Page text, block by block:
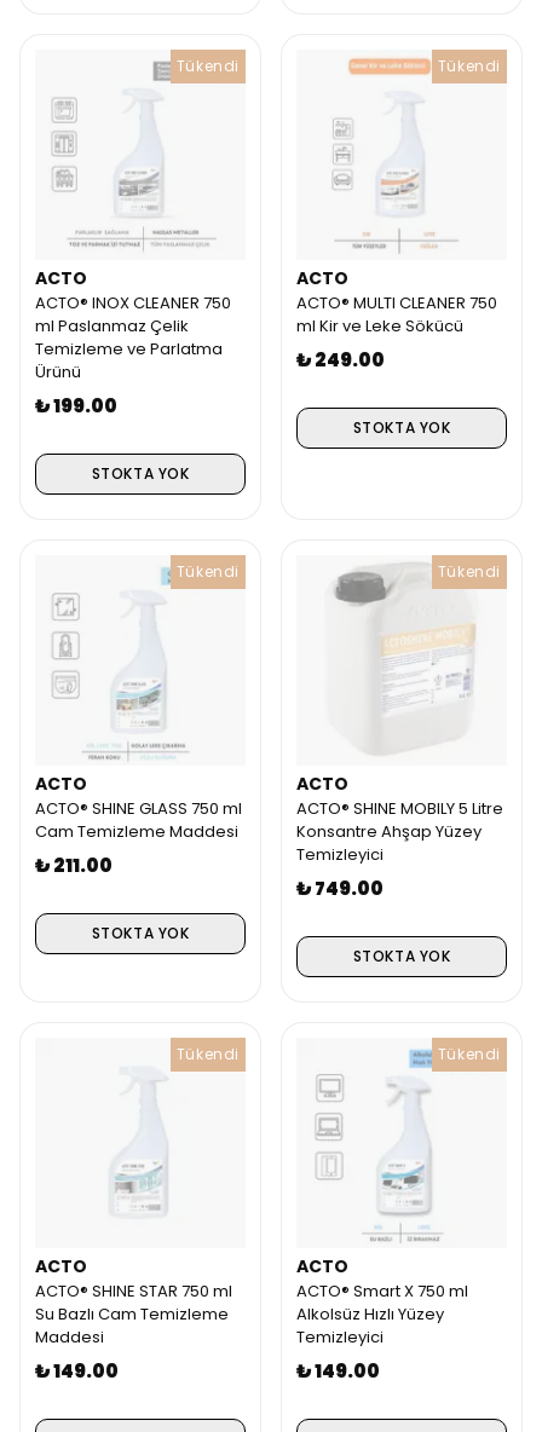
Tükendi
ACTO
ACTO® INOX CLEANER 750
ml Paslanmaz Çelik
Temizleme ve Parlatma
Ürünü
₺ 199.00
STOKTA YOK
Tükendi
ACTO
ACTO® MULTI CLEANER 750
ml Kir ve Leke Sökücü
₺ 249.00
STOKTA YOK
Tükendi
ACTO
ACTO® SHINE GLASS 750 ml
Cam Temizleme Maddesi
₺ 211.00
STOKTA YOK
Tükendi
ACTO
ACTO® SHINE MOBILY 5 Litre
Konsantre Ahşap Yüzey
Temizleyici
₺ 749.00
STOKTA YOK
Tükendi
ACTO
ACTO® SHINE STAR 750 ml
Su Bazlı Cam Temizleme
Maddesi
₺ 149.00
Tükendi
ACTO
ACTO® Smart X 750 ml
Alkolsüz Hızlı Yüzey
Temizleyici
₺ 149.00